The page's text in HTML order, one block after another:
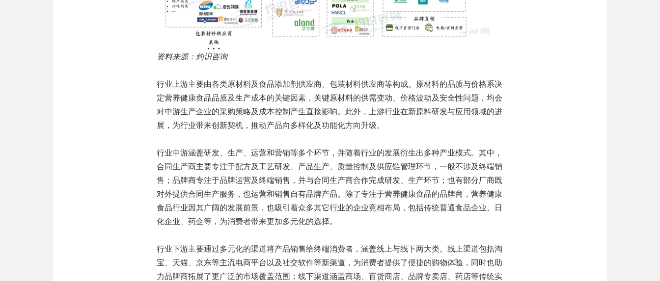
资料来源：灼识咨询
行业上游主要由各类原材料及食品添加剂供应商、包装材料供应商等构成。原材料的品质与价格系决
定营养健康食品品质及生产成本的关键因素，关键原材料的供需变动、价格波动及安全性问题，均会
对中游生产企业的采购策略及成本控制产生直接影响。此外，上游行业在新原料研发与应用领域的进
展，为行业带来创新契机，推动产品向多样化及功能化方向升级。
行业中游涵盖研发、生产、运营和营销等多个环节，并随着行业的发展衍生出多种产业模式。其中，
合同生产商主要专注于配方及工艺研发、产品生产、质量控制及供应链管理环节，一般不涉及终端销
售；品牌商专注于品牌运营及终端销售，并与合同生产商合作完成研发、生产环节；也有部分厂商既
对外提供合同生产服务，也运营和销售自有品牌产品。除了专注于营养健康食品的品牌商，营养健康
食品行业因其广阔的发展前景，也吸引着众多其它行业的企业竞相布局，包括传统普通食品企业、日
化企业、药企等，为消费者带来更加多元化的选择。
行业下游主要通过多元化的渠道将产品销售给终端消费者，涵盖线上与线下两大类。线上渠道包括淘
宝、天猫、京东等主流电商平台以及社交软件等新渠道，为消费者提供了便捷的购物体验，同时也助
力品牌商拓展了更广泛的市场覆盖范围；线下渠道涵盖商场、百货商店、品牌专卖店、药店等传统实